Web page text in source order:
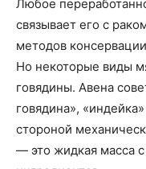
Любое
связывает его с
методов
Но некоторые виды
говядины. Авена
говядина»,
стороной
— это жидкая масса